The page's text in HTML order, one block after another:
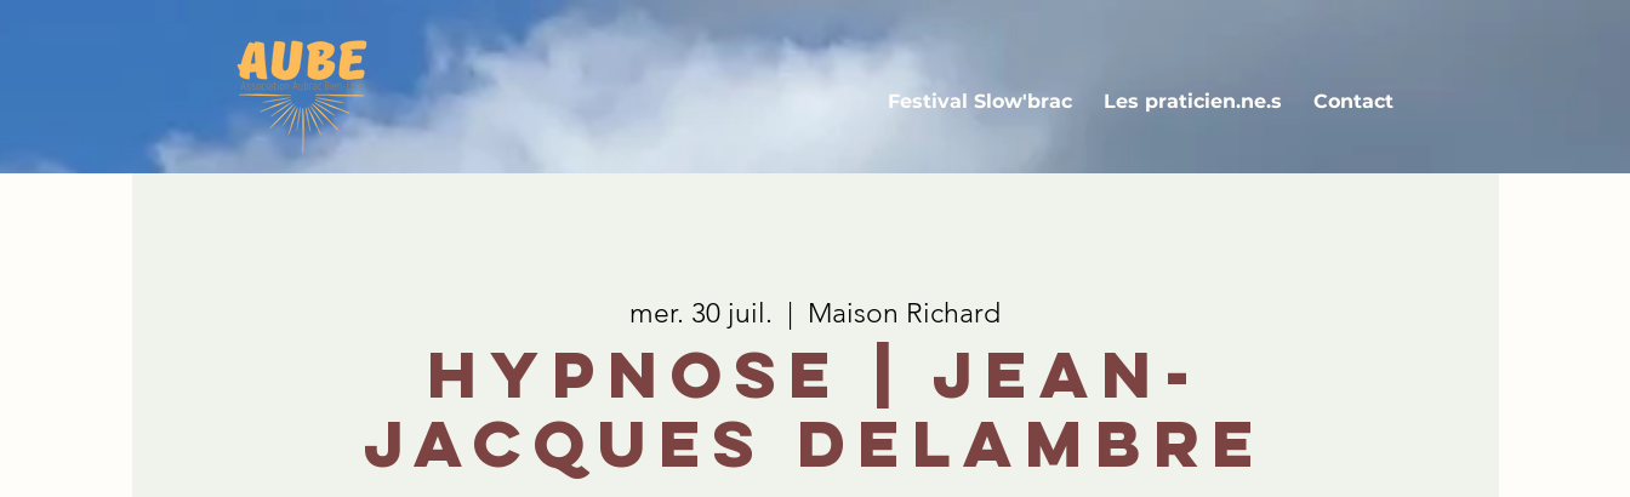
Festival Slow'brac Les praticien.ne.s Contact
mer. 30 juil. Maison Richard
Hypnose | Jean-
Jacques Delambre